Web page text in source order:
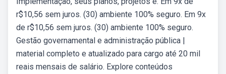
r$10,56 sem juros. (30) ambiente 100% seguro. Em 9x
de r$10,56 sem juros. (30) ambiente 100% seguro.
Gestão governamental e administração pública |
material completo e atualizado para cargo até 20 mil
reais mensais de salário. Explore conteúdos